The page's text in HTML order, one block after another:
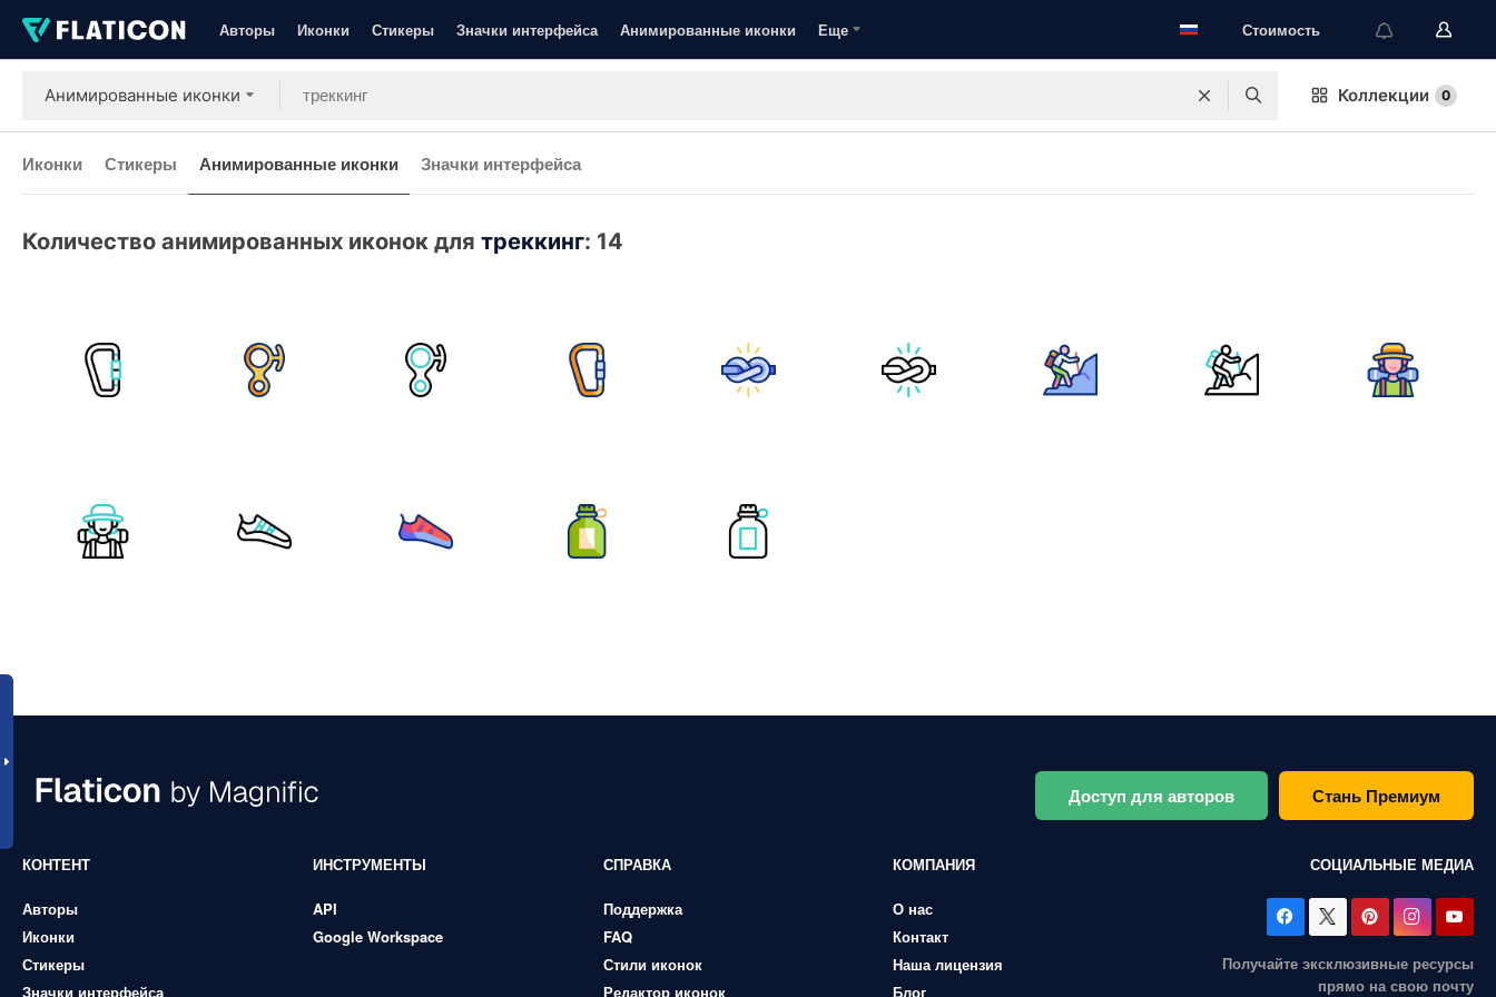
Авторы Иконки Стикеры Значки интерфейса Анимированные иконки Еще Стоимость
Анимированные иконки Коллекции 0
Иконки Стикеры Анимированные иконки Значки интерфейса
Количество анимированных иконок для треккинг: 14
Доступ для авторов Стань Премиум
КОНТЕНТ
Авторы
Иконки
Стикеры
Значки интерфейса
ИНСТРУМЕНТЫ
API
Google Workspace
СПРАВКА
Поддержка
FAQ
Стили иконок
Редактор иконок
КОМПАНИЯ
О нас
Контакт
Наша лицензия
Блог
СОЦИАЛЬНЫЕ МЕДИА
Получайте эксклюзивные ресурсы
прямо на свою почту